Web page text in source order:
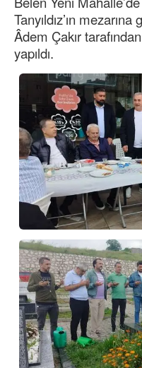
Tanyıldız’ın
Âdem Çakır
yapıldı.